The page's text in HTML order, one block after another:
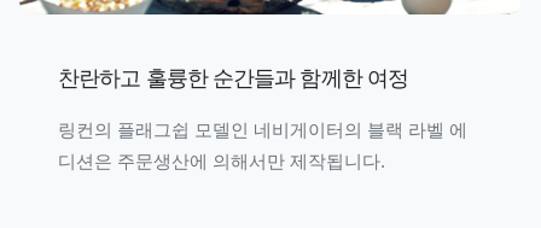
찬란하고 훌륭한 순간들과 함께한 여정
링컨의 플래그쉽 모델인 네비게이터의 블랙 라벨 에
디션은 주문생산에 의해서만 제작됩니다.